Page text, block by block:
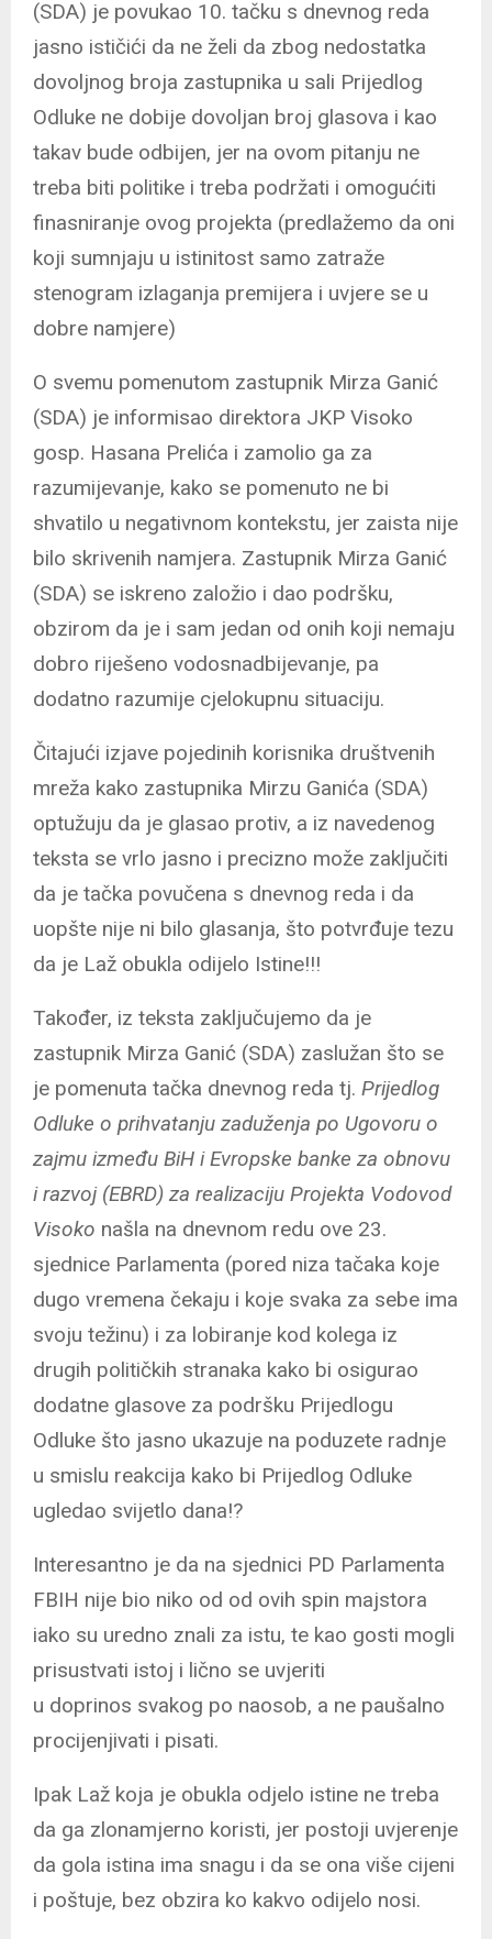
(SDA) je povukao 10. tačku s dnevnog reda
jasno ističići da ne želi da zbog nedostatka
dovoljnog broja zastupnika u sali Prijedlog
Odluke ne dobije dovoljan broj glasova i kao
takav bude odbijen, jer na ovom pitanju ne
treba biti politike i treba podržati i omogućiti
finasniranje ovog projekta (predlažemo da oni
koji sumnjaju u istinitost samo zatraže
stenogram izlaganja premijera i uvjere se u
dobre namjere)
O svemu pomenutom zastupnik Mirza Ganić
(SDA) je informisao direktora JKP Visoko
gosp. Hasana Prelića i zamolio ga za
razumijevanje, kako se pomenuto ne bi
shvatilo u negativnom kontekstu, jer zaista nije
bilo skrivenih namjera. Zastupnik Mirza Ganić
(SDA) se iskreno založio i dao podršku,
obzirom da je i sam jedan od onih koji nemaju
dobro riješeno vodosnadbijevanje, pa
dodatno razumije cjelokupnu situaciju.
Čitajući izjave pojedinih korisnika društvenih
mreža kako zastupnika Mirzu Ganića (SDA)
optužuju da je glasao protiv, a iz navedenog
teksta se vrlo jasno i precizno može zaključiti
da je tačka povučena s dnevnog reda i da
uopšte nije ni bilo glasanja, što potvrđuje tezu
da je Laž obukla odijelo Istine!!!
Također, iz teksta zaključujemo da je
zastupnik Mirza Ganić (SDA) zaslužan što se
je pomenuta tačka dnevnog reda tj. Prijedlog
Odluke o prihvatanju zaduženja po Ugovoru o
zajmu između BiH i Evropske banke za obnovu
i razvoj (EBRD) za realizaciju Projekta Vodovod
Visoko našla na dnevnom redu ove 23.
sjednice Parlamenta (pored niza tačaka koje
dugo vremena čekaju i koje svaka za sebe ima
svoju težinu) i za lobiranje kod kolega iz
drugih političkih stranaka kako bi osigurao
dodatne glasove za podršku Prijedlogu
Odluke što jasno ukazuje na poduzete radnje
u smislu reakcija kako bi Prijedlog Odluke
ugledao svijetlo dana!?
Interesantno je da na sjednici PD Parlamenta
FBIH nije bio niko od od ovih spin majstora
iako su uredno znali za istu, te kao gosti mogli
prisustvati istoj i lično se uvjeriti
u doprinos svakog po naosob, a ne paušalno
procijenjivati i pisati.
Ipak Laž koja je obukla odjelo istine ne treba
da ga zlonamjerno koristi, jer postoji uvjerenje
da gola istina ima snagu i da se ona više cijeni
i poštuje, bez obzira ko kakvo odijelo nosi.